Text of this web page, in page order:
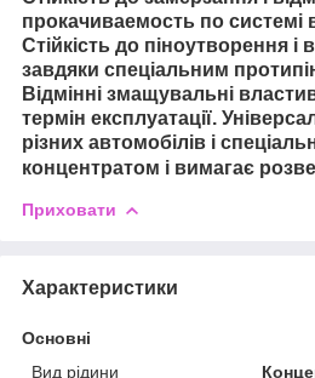
прокачиваемость по системі
Стійкість до піноутворення
завдяки спеціальним
Відмінні змащувальні
термін експлуатації.
різних автомобілів і
концентратом і вимагає
Приховати
Характеристики
Основні
Вид рідини